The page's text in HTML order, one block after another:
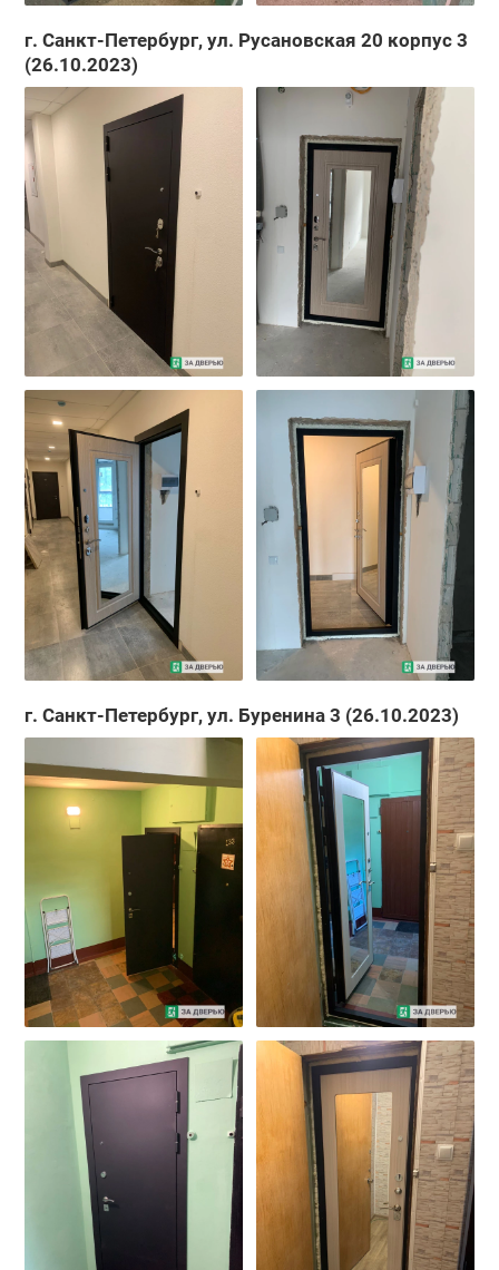
г. Санкт-Петербург, ул. Русановская 20 корпус 3
(26.10.2023)
г. Санкт-Петербург, ул. Буренина 3 (26.10.2023)